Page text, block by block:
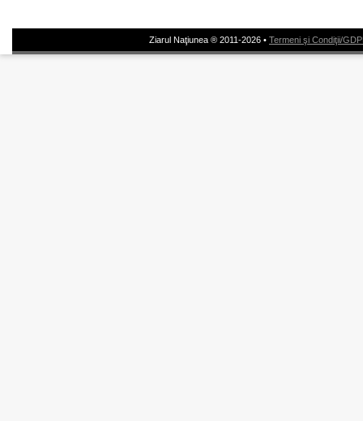
Ziarul Naţiunea ® 2011-2026 • Termeni şi Condiţii/